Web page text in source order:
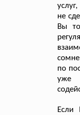
не
Вы
по
уже
Если